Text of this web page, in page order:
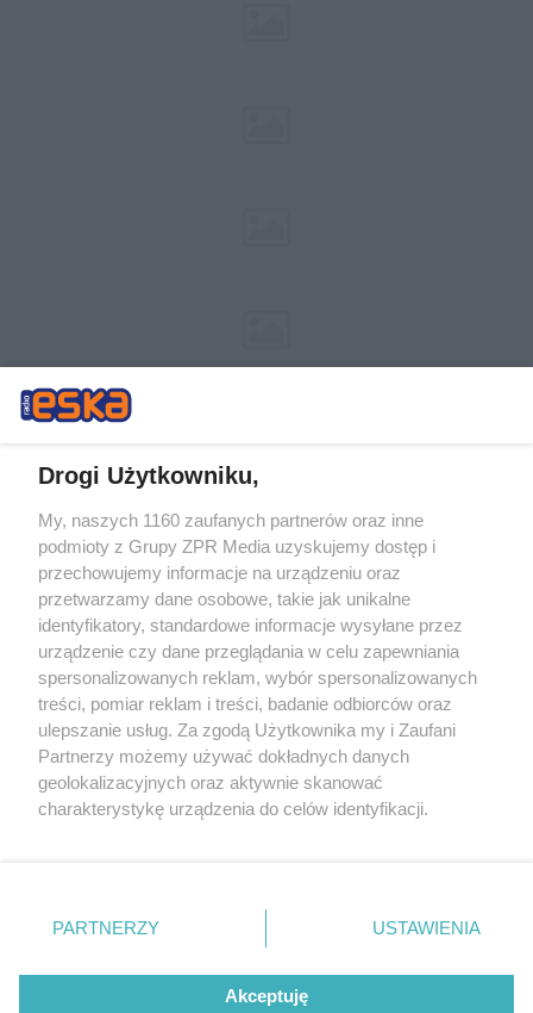
Żaden utwór zamieszczony w serwisie nie może być powielany i
rozpowszechniany lub dalej rozpowszechniany w jakikolwiek sposób (w
tym także elektroniczny lub mechaniczny) na jakimkolwiek polu
eksploatacji w jakiejkolwiek formie, włącznie z umieszczaniem w
Internecie bez pisemnej zgody właściciela praw. Jakiekolwiek użycie lub
wykorzystanie utworów w całości lub w części z naruszeniem prawa,
tzn. bez właściwej zgody, jest zabronione pod groźbą kary i może być
ścigane prawnie.
© 2026 Grupa ZPR Media
Drogi Użytkowniku,
My, naszych 1160 zaufanych partnerów oraz inne
podmioty z Grupy ZPR Media uzyskujemy dostęp i
przechowujemy informacje na urządzeniu oraz
przetwarzamy dane osobowe, takie jak unikalne
identyfikatory, standardowe informacje wysyłane przez
urządzenie czy dane przeglądania w celu zapewniania
spersonalizowanych reklam, wybór spersonalizowanych
treści, pomiar reklam i treści, badanie odbiorców oraz
ulepszanie usług. Za zgodą Użytkownika my i Zaufani
Partnerzy możemy używać dokładnych danych
geolokalizacyjnych oraz aktywnie skanować
charakterystykę urządzenia do celów identyfikacji.
zmienić/wycofać klikając przycisk ustawień prywatności
znajdujący się w lewym dolnym rogu strony
rodzaje przetwarzania danych nie wymagają zgody
użytkownika, ale masz prawo sprzeciwić się takiemu
PARTNERZY USTAWIENIA
Akceptuję